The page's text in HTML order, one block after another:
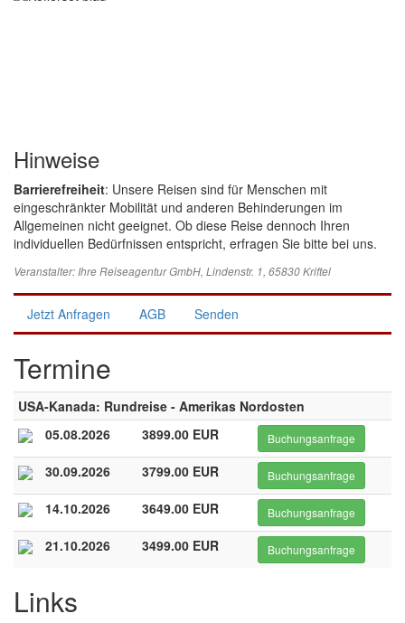
Hinweise
Barrierefreiheit: Unsere Reisen sind für Menschen mit
eingeschränkter Mobilität und anderen Behinderungen im
Allgemeinen nicht geeignet. Ob diese Reise dennoch Ihren
individuellen Bedürfnissen entspricht, erfragen Sie bitte bei uns.
Veranstalter: Ihre Reiseagentur GmbH, Lindenstr. 1, 65830 Kriftel
Jetzt Anfragen AGB Senden
Termine
USA-Kanada: Rundreise - Amerikas Nordosten
05.08.2026
3899.00 EUR Buchungsanfrage
30.09.2026 3799.00 EUR Buchungsanfrage
14.10.2026 3649.00 EUR Buchungsanfrage
21.10.2026 3499.00 EUR Buchungsanfrage
Links